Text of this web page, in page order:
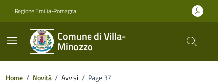
Regione Emilia-Romagna
Comune di Villa-
Minozzo
Home / Novità / Avvisi / Page 37